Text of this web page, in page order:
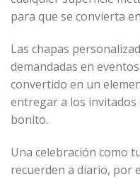
para que se convierta
Las chapas
demandadas en
convertido en un
entregar a los
bonito.
Una celebración como
recuerden a diario, por